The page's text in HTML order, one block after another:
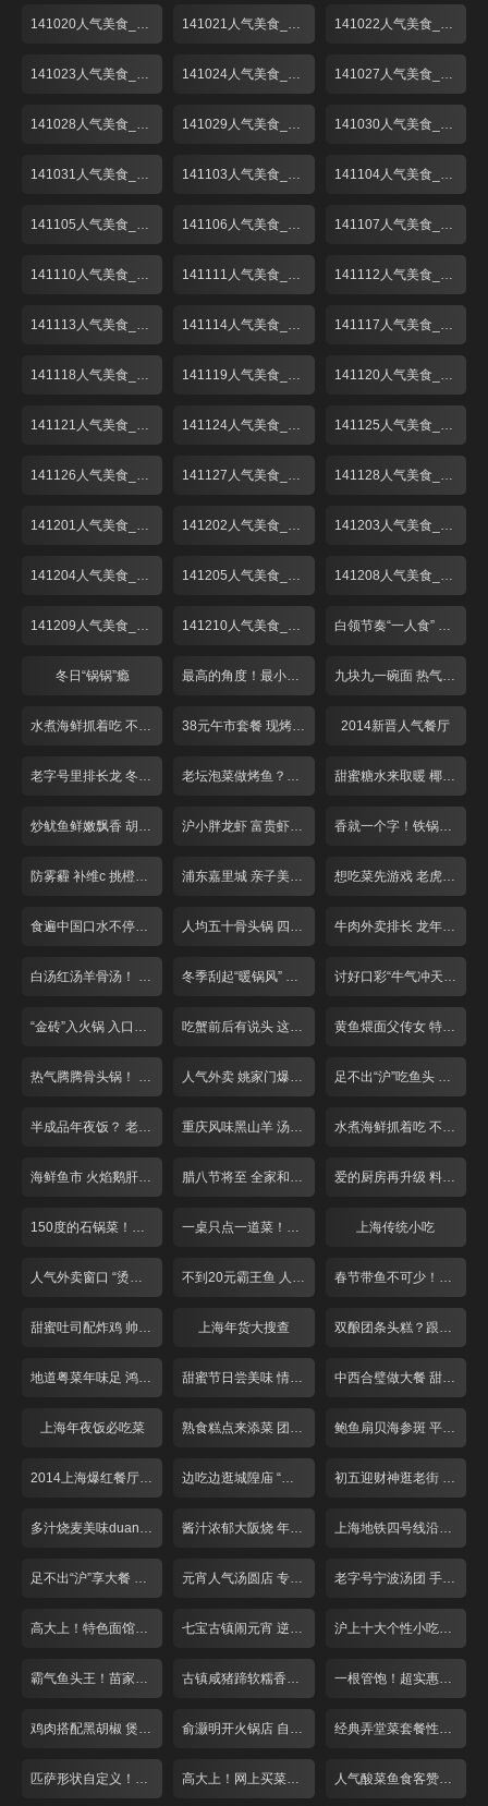
141020人气美食_001 141021人气美食_001 141022人气美食_001
141023人气美食_001 141024人气美食_001 141027人气美食_001
141028人气美食_001 141029人气美食_001 141030人气美食_001
141031人气美食_001 141103人气美食_001 141104人气美食_001
141105人气美食_001 141106人气美食_001 141107人气美食_001
141110人气美食_001 141111人气美食_001 141112人气美食_001
141113人气美食_001 141114人气美食_001 141117人气美食_001
141118人气美食_001 141119人气美食_001 141120人气美食_001
141121人气美食_001 141124人气美食_001 141125人气美食_001
141126人气美食_001 141127人气美食_001 141128人气美食_001
141201人气美食_001 141202人气美食_001 141203人气美食_001
141204人气美食_001 141205人气美食_001 141208人气美食_001
141209人气美食_001 141210人气美食_001 白领节奏“一人食” 荤素搭配翻花样！
冬日“锅锅”瘾 最高的角度！最小的空间！这个餐厅不简单 九块九一碗面 热气腾腾香辣酥
水煮海鲜抓着吃 不装淑女做“汉子” 38元午市套餐 现烤匹萨对折卖 2014新晋人气餐厅
老字号里排长龙 冬至吃碗“暖汤圆”！ 老坛泡菜做烤鱼？重庆奶奶好手艺 甜蜜糖水来取暖 椰皇用来煮汤圆？
炒鱿鱼鲜嫩飘香 胡椒饼芝士爆浆 沪小胖龙虾 富贵虾 适合夜宵聚会 香就一个字！铁锅烧制锅巴饭！
防雾霾 补维c 挑橙吃橘有窍门！ 浦东嘉里城 亲子美味好去处！ 想吃菜先游戏 老虎棒子鸡！
食遍中国口水不停！带你领略各省经典菜品 人均五十骨头锅 四根大骨配菜多！ 牛肉外卖排长 龙年味冷菜摆一盘
白汤红汤羊骨汤！ “羊气”十足来补身！ 冬季刮起“暖锅风” 掀起你的“盖头”来 讨好口彩“牛气冲天”! 张飞牛肉面
“金砖”入火锅 入口就是鲜香辣 吃蟹前后有说头 这些道理你懂吗？ 黄鱼煨面父传女 特色小笼人气旺
热气腾腾骨头锅！ 人均40就管饱！ 人气外卖 姚家门爆鱼付记鲜丸 足不出“沪”吃鱼头 冬季滋补第一汤！
半成品年夜饭？ 老牌饭店提前探！ 重庆风味黑山羊 汤锅干煸总相宜 水煮海鲜抓着吃 不装淑女做“汉子”
海鲜鱼市 火焰鹅肝牛排 腊八节将至 全家和美一碗粥 爱的厨房再升级 料理现场来求婚！
150度的石锅菜！这个冬天不怕冷！ 一桌只点一道菜！巨无霸牛排似“斧头” 上海传统小吃
人气外卖窗口 “烫手美食”买回家！ 不到20元霸王鱼 人均50一锅两吃！ 春节带鱼不可少！糟香风干自家做
甜蜜吐司配炸鸡 帅哥老板亲手做！ 上海年货大搜查 双酿团条头糕？跟上海阿姨学糕团！
地道粤菜年味足 鸿运当头好口彩 甜蜜节日尝美味 情人节前攻略多 中西合璧做大餐 甜蜜度过情人节！
上海年夜饭必吃菜 熟食糕点来添菜 团团圆圆庆新年 鲍鱼扇贝海参斑 平价海鲜吃过瘾！
2014上海爆红餐厅盘点 边吃边逛城隍庙 “飙”汁美味吃不停 初五迎财神逛老街 习俗美食吃起来
多汁烧麦美味duang不停 酱汁浓郁大阪烧 年糕也能玩拉丝 上海地铁四号线沿路美食大搜罗
足不出“沪”享大餐 全国各地家乡菜一网打尽！ 元宵人气汤圆店 专注手工十五年！ 老字号宁波汤团 手工现做日销5万只！
高大上！特色面馆点菜买单全自助 葱花香菜自由选 七宝古镇闹元宵 逆天炒汤圆又辣又脆 沪上十大个性小吃老板娘盘点
霸气鱼头王！苗家生鱼头端上桌 古镇咸猪蹄软糯香人均仅需30元！ 一根管饱！超实惠羊棒骨美味众人夸
鸡肉搭配黑胡椒 煲出来的好味道！ 俞灏明开火锅店 自制神秘底料风味独特 经典弄堂菜套餐性价比超高白领赞不绝口
匹萨形状自定义！大白版面团萌翻天 高大上！网上买菜免费送！ 人气酸菜鱼食客赞不绝口